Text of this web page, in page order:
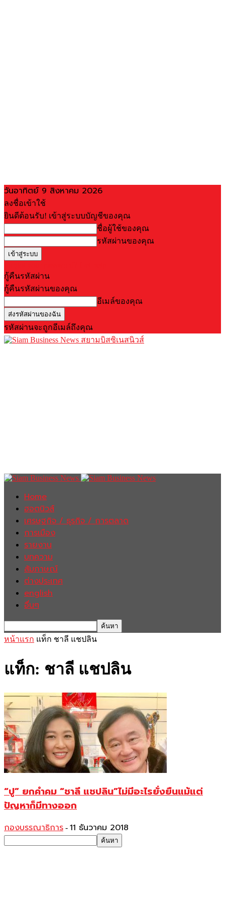
วันอาทิตย์ 9 สิงหาคม 2026
ลงชื่อเข้าใช้
ยินดีต้อนรับ! เข้าสู่ระบบบัญชีของคุณ
ชื่อผู้ใช้ของคุณ
รหัสผ่านของคุณ
กู้คืนรหัสผ่าน
กู้คืนรหัสผ่านของคุณ
อีเมล์ของคุณ
รหัสผ่านจะถูกอีเมล์ถึงคุณ
สยามบิสซิเนสนิวส์
Home
ฮอตนิวส์
เศรษฐกิจ / ธุรกิจ / การตลาด
การเมือง
รายงาน
บทความ
สัมภาษณ์
ต่างประเทศ
english
อื่นๆ
หน้าแรก แท็ก ชาลี แชปลิน
แท็ก: ชาลี แชปลิน
“ปู” ยกคำคม “ชาลี แชปลิน”ไม่มีอะไรยั่งยืนแม้แต่
ปัญหาก็มีทางออก
กองบรรณาธิการ - 11 ธันวาคม 2018